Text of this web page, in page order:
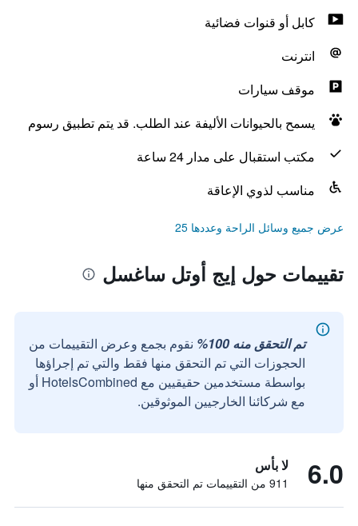
كابل أو قنوات فضائية
انترنت
موقف سيارات
يسمح بالحيوانات الأليفة عند الطلب. قد يتم تطبيق رسوم
مكتب استقبال على مدار 24 ساعة
مناسب لذوي الإعاقة
عرض جميع وسائل الراحة وعددها 25
تقييمات حول إيج أوتل ساغسل
تم التحقق منه 100%
نقوم بجمع وعرض التقييمات من
الحجوزات التي تم التحقق منها فقط والتي تم إجراؤها
بواسطة مستخدمين حقيقيين مع HotelsCombined أو
مع شركائنا الخارجيين الموثوقين.
6.0 لا بأس
911 من التقييمات تم التحقق منها